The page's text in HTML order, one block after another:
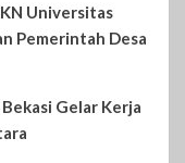
Universitas
Pemerintah Desa
Gelar Kerja